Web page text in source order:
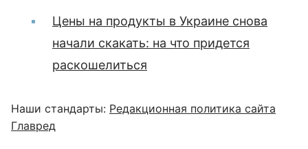
Цены на продукты в Украине снова
начали скакать: на что придется
раскошелиться
Наши стандарты: Редакционная политика сайта
Главред